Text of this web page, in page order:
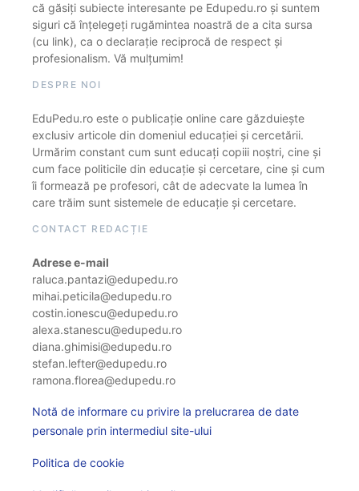
că găsiți subiecte interesante pe Edupedu.ro și suntem
siguri că înțelegeți rugămintea noastră de a cita sursa
(cu link), ca o declarație reciprocă de respect și
profesionalism. Vă mulțumim!
DESPRE NOI
EduPedu.ro este o publicație online care găzduiește
exclusiv articole din domeniul educației și cercetării.
Urmărim constant cum sunt educați copiii noștri, cine și
cum face politicile din educație și cercetare, cine și cum
îi formează pe profesori, cât de adecvate la lumea în
care trăim sunt sistemele de educație și cercetare.
CONTACT REDACȚIE
Adrese e-mail
raluca.pantazi@edupedu.ro
mihai.peticila@edupedu.ro
costin.ionescu@edupedu.ro
alexa.stanescu@edupedu.ro
diana.ghimisi@edupedu.ro
stefan.lefter@edupedu.ro
ramona.florea@edupedu.ro
Notă de informare cu privire la prelucrarea de date
personale prin intermediul site-ului
Politica de cookie